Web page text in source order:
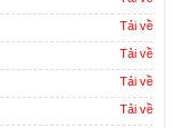
Tải về
Tải về
Tải về
Tải về